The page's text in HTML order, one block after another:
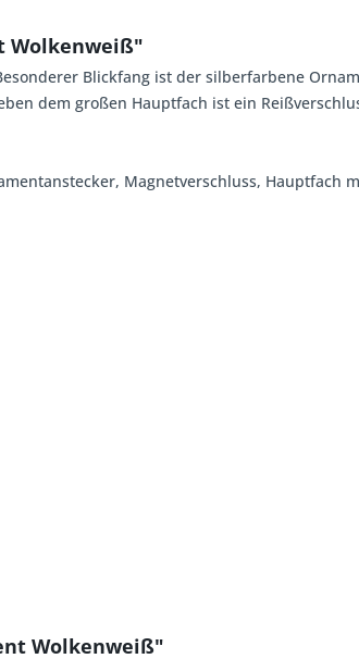
Wolkenweiß"
Blickfang ist der silberfarbene
dem großen Hauptfach ist ein
Magnetverschluss, Hauptfach
Wolkenweiß"